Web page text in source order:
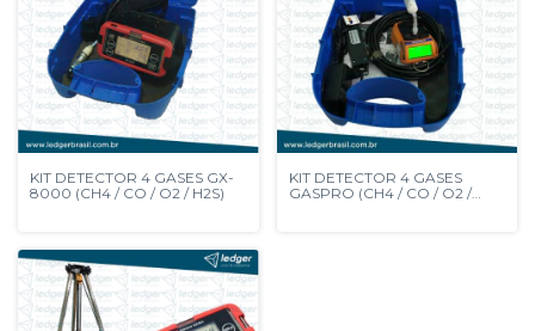
KIT DETECTOR 4 GASES GX-
8000 (CH4 / CO / O2 / H2S)
KIT DETECTOR 4 GASES
GASPRO (CH4 / CO / O2 /